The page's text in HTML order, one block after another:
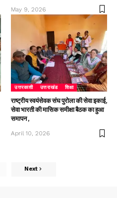
May 9, 2026
उत्तरकाशी उत्तराखंड शिक्षा
राष्ट्रीय स्वयंसेवक संघ पुरोला की सेवा इकाई,
सेवा भारती की मासिक समीक्षा बैठक का हुआ
समापन ,
April 10, 2026
Next